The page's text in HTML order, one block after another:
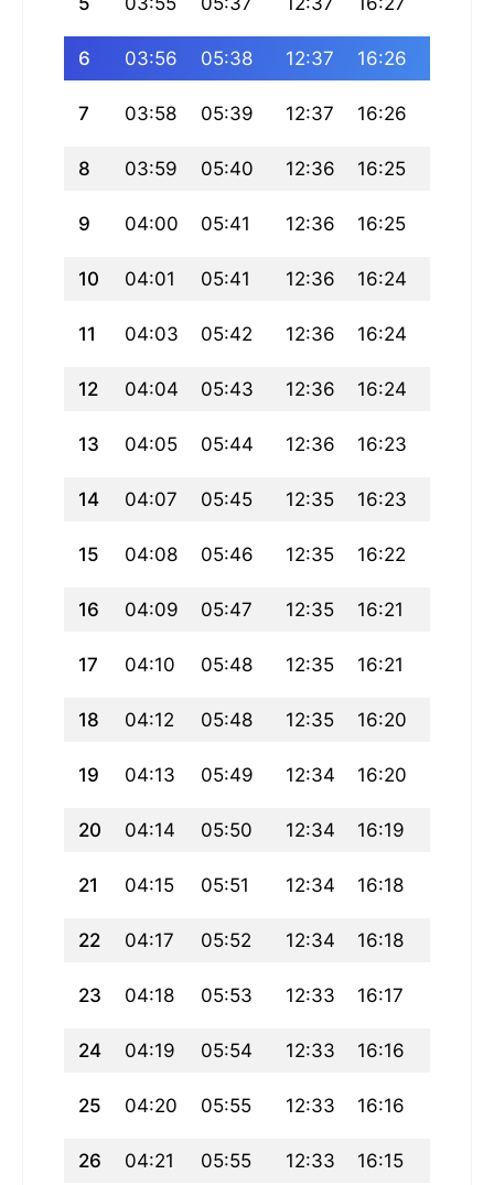
6 03:56 05:38 12:37 16:26
7 03:58 05:39 12:37 16:26
8 03:59 05:40 12:36 16:25
9 04:00 05:41 12:36 16:25
10 04:01 05:41 12:36 16:24
11 04:03 05:42 12:36 16:24
12 04:04 05:43 12:36 16:24
13 04:05 05:44 12:36 16:23
14 04:07 05:45 12:35 16:23
15 04:08 05:46 12:35 16:22
16 04:09 05:47 12:35 16:21
17 04:10 05:48 12:35 16:21
18 04:12 05:48 12:35 16:20
19 04:13 05:49 12:34 16:20
20 04:14 05:50 12:34 16:19
21 04:15 05:51 12:34 16:18
22 04:17 05:52 12:34 16:18
23 04:18 05:53 12:33 16:17
24 04:19 05:54 12:33 16:16
25 04:20 05:55 12:33 16:16
26 04:21 05:55 12:33 16:15